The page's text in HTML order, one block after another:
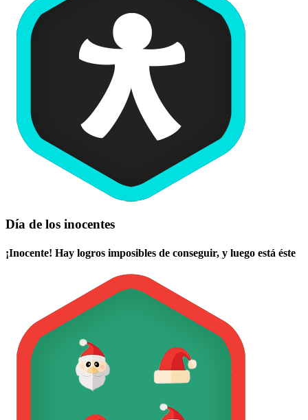
Día de los inocentes
¡Inocente! Hay logros imposibles de conseguir, y luego está éste